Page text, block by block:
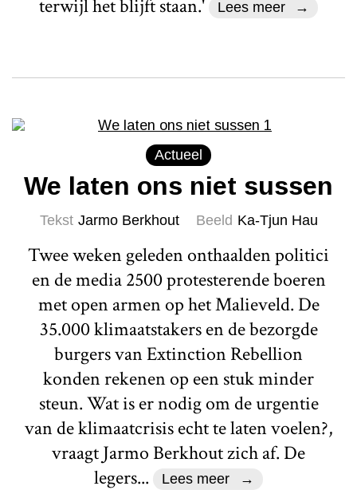
terwijl het blijft staan.' Lees meer
Actueel
We laten ons niet sussen
Tekst Jarmo Berkhout Beeld Ka-Tjun Hau
Twee weken geleden onthaalden politici
en de media 2500 protesterende boeren
met open armen op het Malieveld. De
35.000 klimaatstakers en de bezorgde
burgers van Extinction Rebellion
konden rekenen op een stuk minder
steun. Wat is er nodig om de urgentie
van de klimaatcrisis echt te laten voelen?,
vraagt Jarmo Berkhout zich af. De
legers...
Lees meer